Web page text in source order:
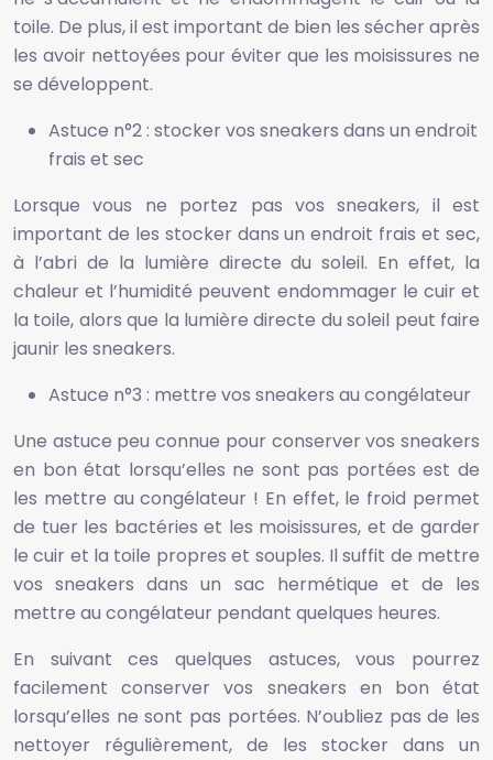
toile. De plus, il est important de bien les sécher après
les avoir nettoyées pour éviter que les moisissures ne
se développent.
Astuce n°2 : stocker vos sneakers dans un endroit
frais et sec
Lorsque vous ne portez pas vos sneakers, il est
important de les stocker dans un endroit frais et sec,
à l’abri de la lumière directe du soleil. En effet, la
chaleur et l’humidité peuvent endommager le cuir et
la toile, alors que la lumière directe du soleil peut faire
jaunir les sneakers.
Astuce n°3 : mettre vos sneakers au congélateur
Une astuce peu connue pour conserver vos sneakers
en bon état lorsqu’elles ne sont pas portées est de
les mettre au congélateur ! En effet, le froid permet
de tuer les bactéries et les moisissures, et de garder
le cuir et la toile propres et souples. Il suffit de mettre
vos sneakers dans un sac hermétique et de les
mettre au congélateur pendant quelques heures.
En suivant ces quelques astuces, vous pourrez
facilement conserver vos sneakers en bon état
lorsqu’elles ne sont pas portées. N’oubliez pas de les
nettoyer régulièrement, de les stocker dans un